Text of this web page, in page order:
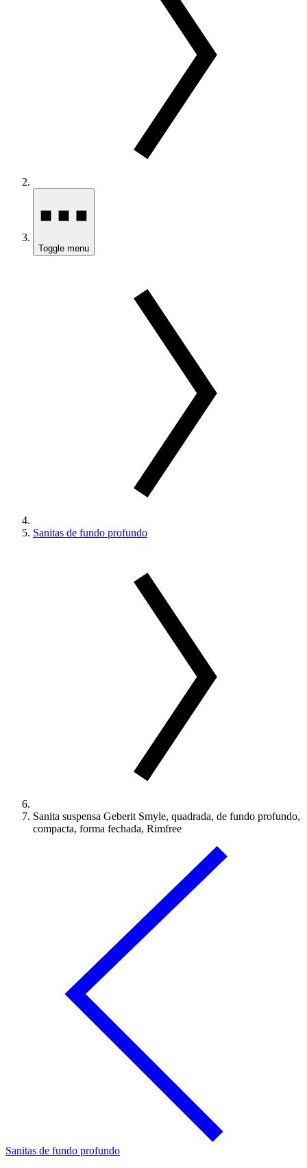
Toggle menu
Sanitas de fundo profundo
Sanita suspensa Geberit Smyle, quadrada, de fundo profundo,
compacta, forma fechada, Rimfree
Sanitas de fundo profundo